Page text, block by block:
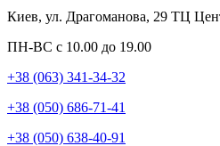
Киев, ул. Драгоманова, 29 ТЦ
ПН-ВС с 10.00 до 19.00
+38 (063) 341-34-32
+38 (050) 686-71-41
+38 (050) 638-40-91